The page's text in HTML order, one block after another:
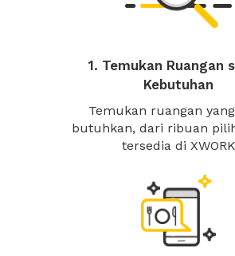
1. Temukan Ruangan
Kebutuhan
Temukan ruangan
butuhkan, dari ribuan
tersedia di XWORK